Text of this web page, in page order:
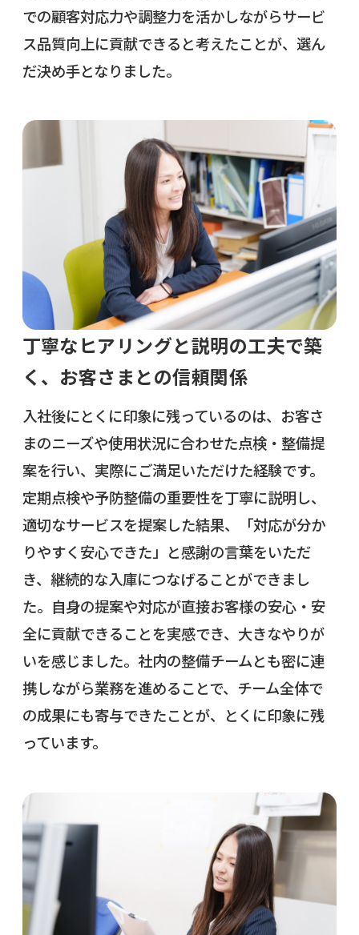
での顧客対応力や調整力を活かしながらサービ
ス品質向上に貢献できると考えたことが、選ん
だ決め手となりました。
丁寧なヒアリングと説明の工夫で築
く、お客さまとの信頼関係
入社後にとくに印象に残っているのは、お客さ
まのニーズや使用状況に合わせた点検・整備提
案を行い、実際にご満足いただけた経験です。
定期点検や予防整備の重要性を丁寧に説明し、
適切なサービスを提案した結果、「対応が分か
りやすく安心できた」と感謝の言葉をいただ
き、継続的な入庫につなげることができまし
た。自身の提案や対応が直接お客様の安心・安
全に貢献できることを実感でき、大きなやりが
いを感じました。社内の整備チームとも密に連
携しながら業務を進めることで、チーム全体で
の成果にも寄与できたことが、とくに印象に残
っています。